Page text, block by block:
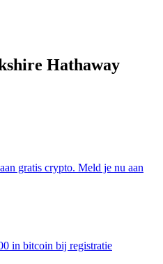
Hathaway
gratis crypto. Meld je nu aan
in bitcoin bij registratie